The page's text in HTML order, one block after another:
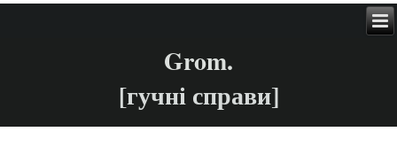
Grom.
[гучні справи]